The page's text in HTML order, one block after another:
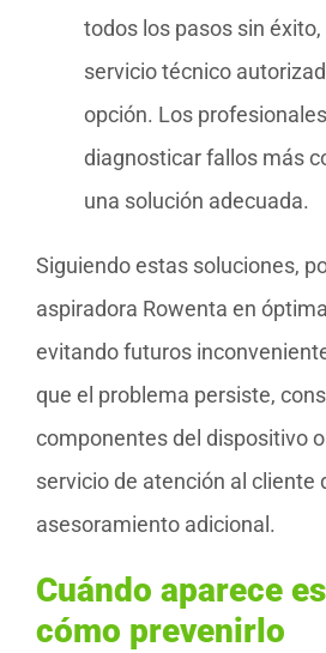
todos los pasos sin éxito,
servicio técnico
opción. Los
diagnosticar fallos más
una solución adecuada.
Siguiendo estas soluciones,
aspiradora Rowenta en
evitando futuros
que el problema persiste,
componentes del dispositivo
servicio de atención al cliente
asesoramiento adicional.
Cuándo aparece
cómo prevenirlo